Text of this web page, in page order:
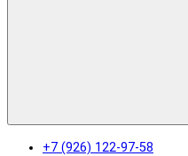
+7 (926) 122-97-58